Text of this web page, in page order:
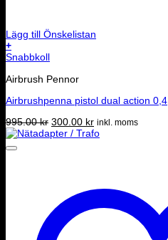
Lägg till Önskelistan
+
Snabbkoll
Airbrush Pennor
Airbrushpenna pistol dual action 0,4
995.00kr Det
ursprungliga
300.00 krDet
nuvarande
inkl. moms